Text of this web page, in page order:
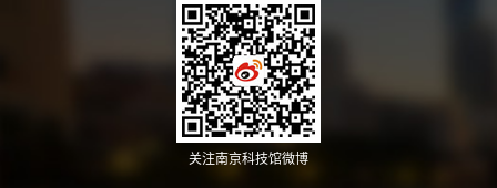
关注南京科技馆微博